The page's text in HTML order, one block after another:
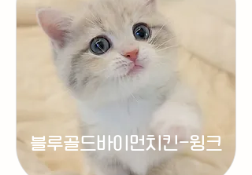
블루골드바이먼치킨-윙크